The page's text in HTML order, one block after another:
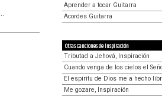
Aprender a tocar Guitarra
Acordes Guitarra
Otras canciones de Inspiración
Tributad a Jehová, Inspiración
Cuando venga de los cielos el
El espiritu de Dios me a hecho
Me gozare, Inspiración